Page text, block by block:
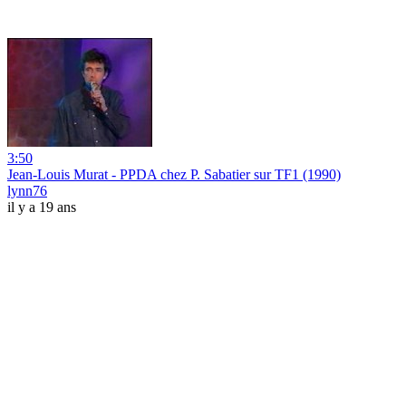
3:50
Jean-Louis Murat - PPDA chez P. Sabatier sur TF1 (1990)
lynn76
il y a 19 ans